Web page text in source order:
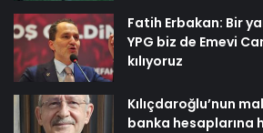
Fatih Erbakan: Bir
YPG biz de Emevi
kılıyoruz
Kılıçdaroğlu’nun
banka hesaplarına